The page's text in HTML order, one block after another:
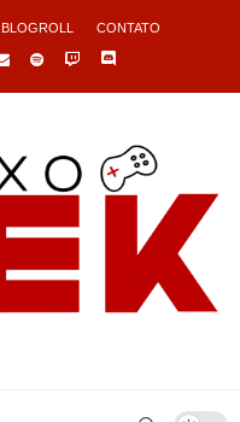
BLOGROLL CONTATO